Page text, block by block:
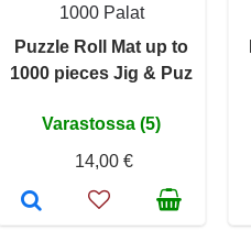
1000 Palat
Puzzle Roll Mat up to
1000 pieces Jig & Puz
Varastossa (5)
14,00 €